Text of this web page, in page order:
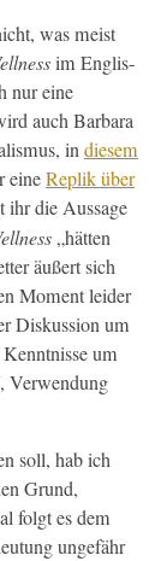
was meist
im Englis­
nur eine
auch Bar­bara
indiesem
eineRep­lik über
ihr die Aus­sage
„hät­ten
äußert sich
Moment lei­der
Diskus­sion um
um
Ver­wen­dung
soll, hab ich
Grund,
fol­gt es dem
unge­fähr